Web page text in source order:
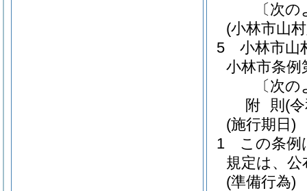
〔次
(小林市山
5
小林市山
小林市条例
〔次
附 則 (
(施行期日)
1
この条例
規定は、
(準備行為)